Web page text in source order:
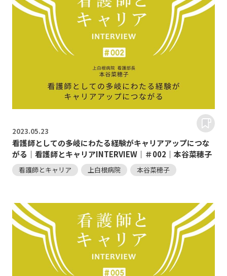
2023.05.23
看護師としての多岐にわたる経験がキャリアアップにつな
がる｜看護師とキャリアINTERVIEW｜＃002｜本谷菜穂子
看護師とキャリア 上白根病院 本谷菜穂子